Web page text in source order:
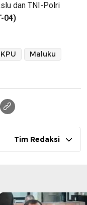
dan TNI-Polri
04)
KPU
Maluku
Tim Redaksi